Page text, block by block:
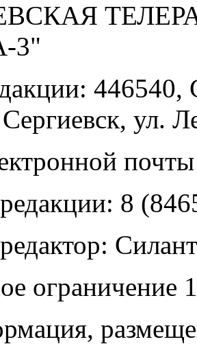
3"
446540,
ул.
8
ограничение